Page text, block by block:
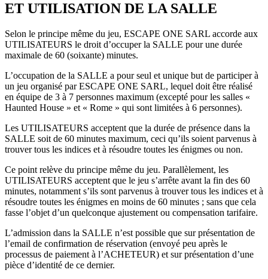
ET UTILISATION DE LA SALLE
Selon le principe même du jeu, ESCAPE ONE SARL accorde aux
UTILISATEURS le droit d’occuper la SALLE pour une durée
maximale de 60 (soixante) minutes.
L’occupation de la SALLE a pour seul et unique but de participer à
un jeu organisé par ESCAPE ONE SARL, lequel doit être réalisé
en équipe de 3 à 7 personnes maximum (excepté pour les salles «
Haunted House » et « Rome » qui sont limitées à 6 personnes).
Les UTILISATEURS acceptent que la durée de présence dans la
SALLE soit de 60 minutes maximum, ceci qu’ils soient parvenus à
trouver tous les indices et à résoudre toutes les énigmes ou non.
Ce point relève du principe même du jeu. Parallèlement, les
UTILISATEURS acceptent que le jeu s’arrête avant la fin des 60
minutes, notamment s’ils sont parvenus à trouver tous les indices et à
résoudre toutes les énigmes en moins de 60 minutes ; sans que cela
fasse l’objet d’un quelconque ajustement ou compensation tarifaire.
L’admission dans la SALLE n’est possible que sur présentation de
l’email de confirmation de réservation (envoyé peu après le
processus de paiement à l’ACHETEUR) et sur présentation d’une
pièce d’identité de ce dernier.